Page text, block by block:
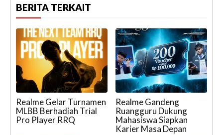
BERITA TERKAIT
Realme Gelar Turnamen
MLBB Berhadiah Trial
Pro Player RRQ
Realme Gandeng
Ruangguru Dukung
Mahasiswa Siapkan
Karier Masa Depan